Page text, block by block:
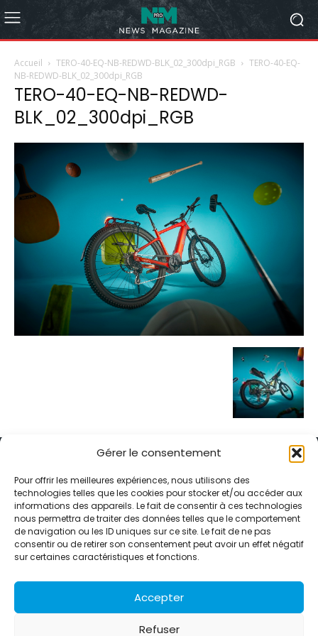
Gérer le consentement
Pour offrir les meilleures expériences, nous utilisons des
technologies telles que les cookies pour stocker et/ou accéder aux
informations des appareils. Le fait de consentir à ces technologies
nous permettra de traiter des données telles que le comportement
de navigation ou les ID uniques sur ce site. Le fait de ne pas
consentir ou de retirer son consentement peut avoir un effet négatif
sur certaines caractéristiques et fonctions.
Accepter
Refuser
Accueil TERO-40-EQ-NB-REDWD-BLK_02_300dpi_RGB
TERO-40-EQ-
NB-REDWD-BLK_02_300dpi_RGB
TERO-40-EQ-NB-REDWD-
BLK_02_300dpi_RGB
Alternative Média est une agence de relations presse et de
relations publiques basée à Grenoble. Depuis 1995, elle conçoit et
pilote des stratégies de visibilité en France et à l’international
grâce à un réseau d’agences partenaires.